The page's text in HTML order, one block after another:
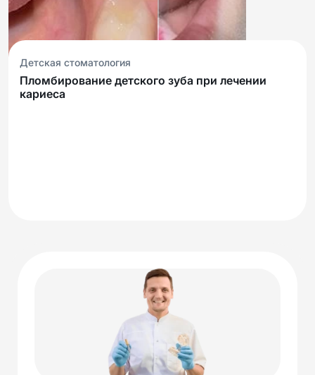
Детская стоматология
Пломбирование детского зуба при лечении
кариеса